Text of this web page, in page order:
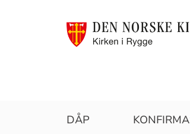
Rygge
DÅP